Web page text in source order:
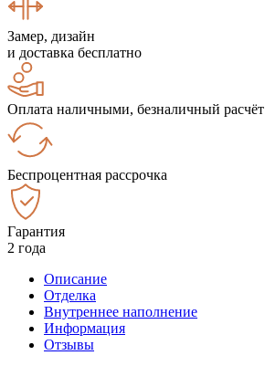
Замер, дизайн
и доставка бесплатно
Оплата наличными, безналичный расчёт
Беспроцентная рассрочка
Гарантия
2 года
Описание
Отделка
Внутреннее наполнение
Информация
Отзывы